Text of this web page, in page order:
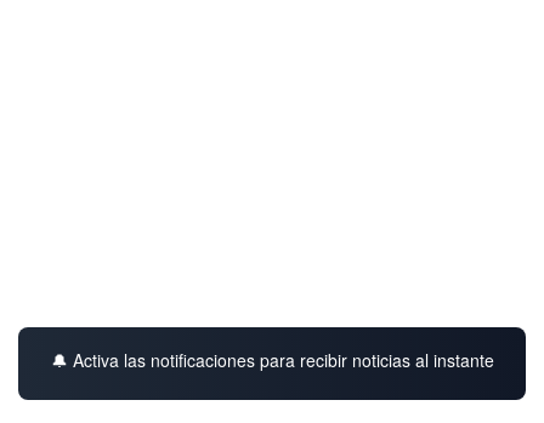
🔔 Activa las notificaciones para recibir noticias al instante